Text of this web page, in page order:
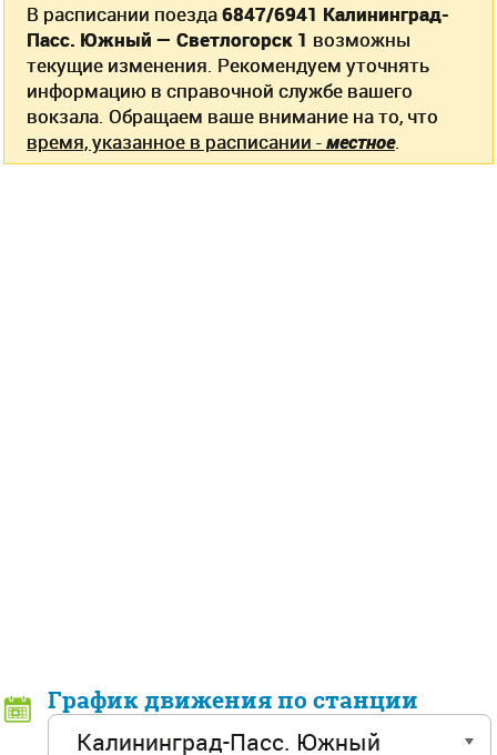
В расписании поезда6847/6941 Калининград-
Пасс. Южный — Светлогорск 1 возможны
текущие изменения. Рекомендуем уточнять
информацию в справочной службе вашего
вокзала. Обращаем ваше внимание на то, что
время, указанное в расписании -местное.
График движения по станции